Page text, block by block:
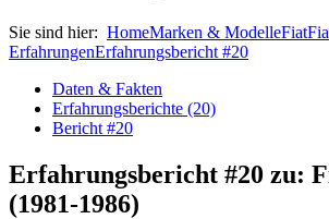
Sie sind hier: HomeMarken & ModelleFiat
ErfahrungenErfahrungsbericht #20
Daten & Fakten
Erfahrungsberichte (20)
Bericht #20
Erfahrungsbericht #20 zu:
(1981-1986)